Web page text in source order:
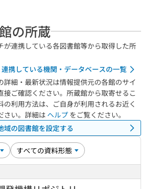
の所蔵
が連携している各図書館等から取得した所
連携している機関・データベースの一覧
詳細・最新状況は情報提供元の各館のサイ
接ご確認ください。所蔵館から取寄せるこ
の利用方法は、ご自身が利用されるお近く
さい。詳細は ヘルプ をご覧ください。
域の図書館を設定する